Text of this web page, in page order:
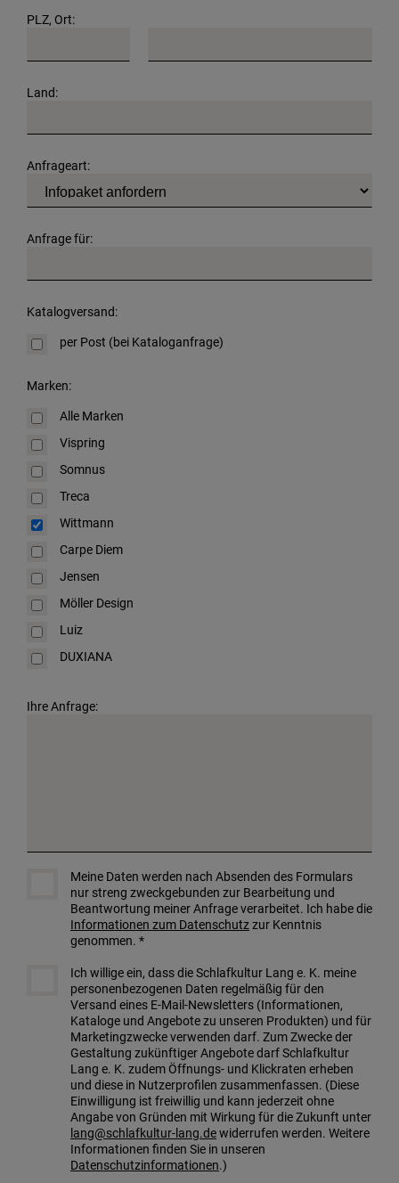
PLZ, Ort:
Land:
Anfrageart:
Anfrage für:
Katalogversand:
per Post (bei Kataloganfrage)
Marken:
Alle Marken
Vispring
Somnus
Treca
Wittmann
Carpe Diem
Jensen
Möller Design
Luiz
DUXIANA
Ihre Anfrage:
Meine Daten werden nach Absenden des Formulars
nur streng zweckgebunden zur Bearbeitung und
Beantwortung meiner Anfrage verarbeitet. Ich habe die
Informationen zum Datenschutzzur Kenntnis
genommen. *
Ich willige ein, dass die Schlafkultur Lang e. K. meine
personenbezogenen Daten regelmäßig für den
Versand eines E-Mail-Newsletters (Informationen,
Kataloge und Angebote zu unseren Produkten) und für
Marketingzwecke verwenden darf. Zum Zwecke der
Gestaltung zukünftiger Angebote darf Schlafkultur
Lang e. K. zudem Öffnungs- und Klickraten erheben
und diese in Nutzerprofilen zusammenfassen. (Diese
Einwilligung ist freiwillig und kann jederzeit ohne
Angabe von Gründen mit Wirkung für die Zukunft unter
lang@schlafkultur-lang.dewiderrufen werden. Weitere
Informationen finden Sie in unseren
Datenschutzinformationen.)